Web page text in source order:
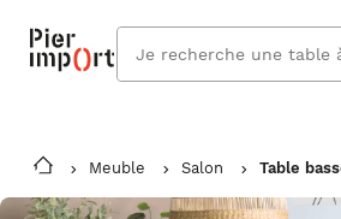
cherchez
vous ?
Meuble Salon Table